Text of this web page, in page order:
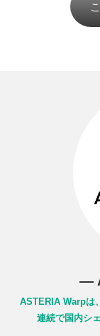
―
ASTERIA Warpは
連続で国内シ